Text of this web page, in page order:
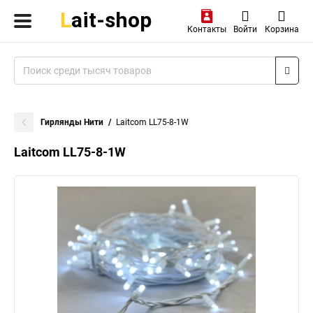
Контакты Войти Корзина
Гирлянды Нити Laitcom LL75-8-1W
Laitcom LL75-8-1W